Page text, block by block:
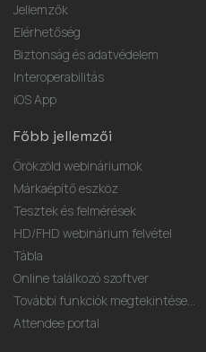
Jellemzők
Elérhetőség
Biztonság és adatvédelem
Interoperabilitás
iOS App
Főbb jellemzői
Örökzöld webináriumok
Márkaépítő eszköz
Tesztek és felmérések
HD/FHD webinárium felvétel
Tábla
Online találkozó szoftver
További funkciók megtekintése...
Attendee portal